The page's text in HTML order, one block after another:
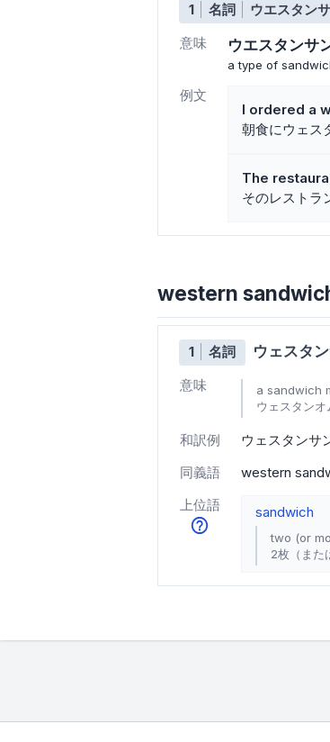
1 名詞
ウエスタン
意味
ウエスタンサ
a type of
例文
I ordered a
朝食にウェス
The
そのレストラ
western
1 名詞 ウェスタ
意味
a sandwich
ウェスタン
和訳例 ウェスタンサ
同義語
western
上位語
sandwich
two (or
2枚（また